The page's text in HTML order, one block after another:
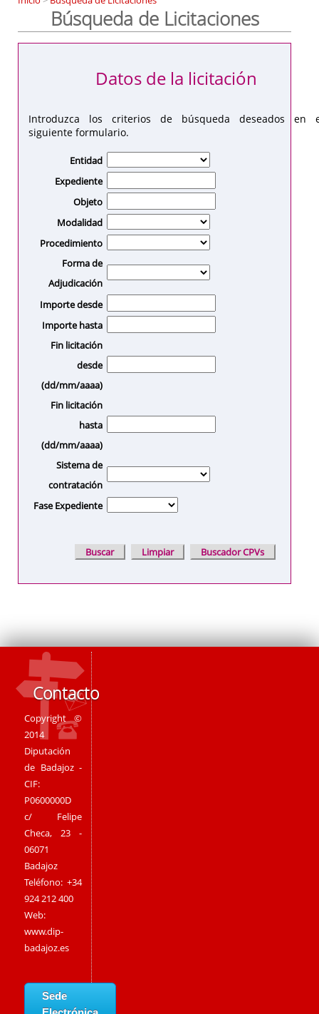
Búsqueda de Licitaciones
Introduzca los criterios de búsqueda deseados en
siguiente formulario.
Datos de la licitación
Entidad
Expediente
Objeto
Modalidad
Procedimiento
Forma de
Adjudicación
Importe desde
Importe hasta
Fin licitación
desde
(dd/mm/aaaa)
Fin licitación
hasta
(dd/mm/aaaa)
Sistema de
contratación
Fase Expediente
Contacto
Copyright ©
2014
Diputación
de Badajoz -
CIF:
P0600000D
c/ Felipe
Checa, 23 -
06071
Badajoz
Teléfono: +34
924 212 400
Web:
www.dip-
badajoz.es
Sede